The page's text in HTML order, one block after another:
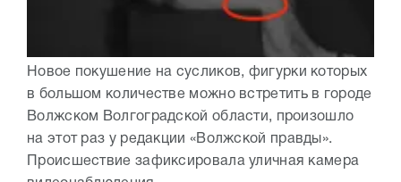
Новое покушение на сусликов, фигурки которых
в большом количестве можно встретить в городе
Волжском Волгоградской области, произошло
на этот раз у редакции «Волжской правды».
Происшествие зафиксировала уличная камера